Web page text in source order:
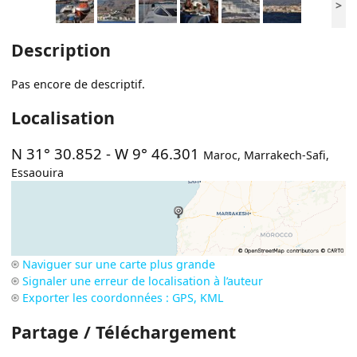
>
Description
Pas encore de descriptif.
Localisation
N 31° 30.852 -W 9° 46.301 Maroc, Marrakech-Safi,
Essaouira
Naviguer sur une carte plus grande
Signaler une erreur de localisation à l’auteur
Exporter les coordonnées : GPS, KML
Partage / Téléchargement